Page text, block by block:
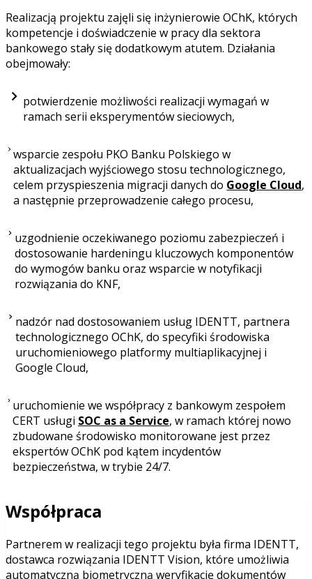
Realizacją projektu zajęli się inżynierowie OChK, których
kompetencje i doświadczenie w pracy dla sektora
bankowego stały się dodatkowym atutem. Działania
obejmowały:
potwierdzenie możliwości realizacji wymagań w
ramach serii eksperymentów sieciowych,
wsparcie zespołu PKO Banku Polskiego w
aktualizacjach wyjściowego stosu technologicznego,
celem przyspieszenia migracji danych do Google Cloud,
a następnie przeprowadzenie całego procesu,
uzgodnienie oczekiwanego poziomu zabezpieczeń i
dostosowanie hardeningu kluczowych komponentów
do wymogów banku oraz wsparcie w notyfikacji
rozwiązania do KNF,
nadzór nad dostosowaniem usług IDENTT, partnera
technologicznego OChK, do specyfiki środowiska
uruchomieniowego platformy multiaplikacyjnej i
Google Cloud,
uruchomienie we współpracy z bankowym zespołem
CERT usługi SOC as a Service, w ramach której nowo
zbudowane środowisko monitorowane jest przez
ekspertów OChK pod kątem incydentów
bezpieczeństwa, w trybie 24/7.
Współpraca
Partnerem w realizacji tego projektu była firma IDENTT,
dostawca rozwiązania IDENTT Vision, które umożliwia
automatyczną biometryczną weryfikację dokumentów